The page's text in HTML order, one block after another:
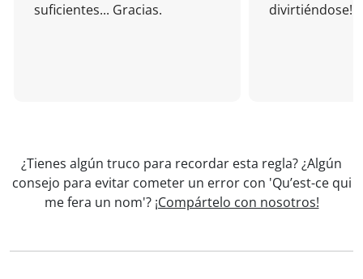
suficientes... Gracias.
divirtiéndose!
¿Tienes algún truco para recordar esta regla? ¿Algún
consejo para evitar cometer un error con 'Qu’est-ce qui
me fera un nom'? ¡Compártelo con nosotros!